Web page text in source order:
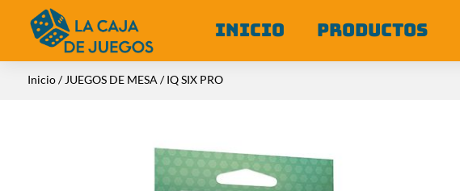
INICIO PRODUCTOS
Inicio/ JUEGOS DE MESA / IQ SIX PRO